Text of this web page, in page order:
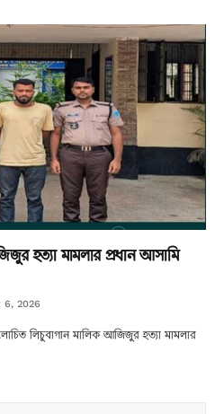
হত্যা মামলার প্রধান আসামি
6, 2026
লিচুবাগান মালিক আজিজুর হত্যা মামলার